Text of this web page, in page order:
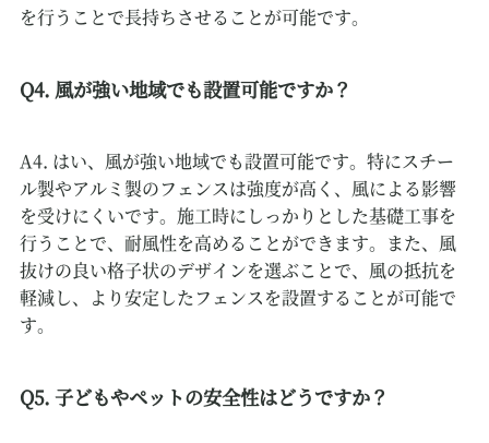
を行うことで長持ちさせることが可能です。
Q4. 風が強い地域でも設置可能ですか？
A4. はい、風が強い地域でも設置可能です。特にスチー
ル製やアルミ製のフェンスは強度が高く、風による影響
を受けにくいです。施工時にしっかりとした基礎工事を
行うことで、耐風性を高めることができます。また、風
抜けの良い格子状のデザインを選ぶことで、風の抵抗を
軽減し、より安定したフェンスを設置することが可能で
す。
Q5. 子どもやペットの安全性はどうですか？